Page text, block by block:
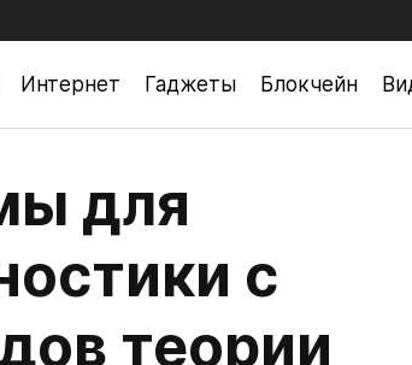
Интернет Гаджеты Блокчейн
для
с
теории